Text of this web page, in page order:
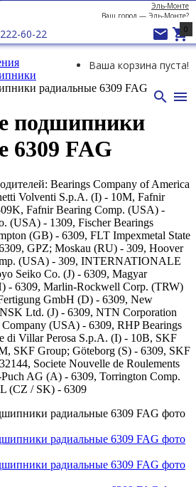
Эль-Монте
Ваш город — Эль-Монте?
60-22  
0
Ваша корзина пуста!
 
радиальные 6309 FAG
подшипники
6309 FAG
Bearings Company of America
Volventi S.p.A. (I) - 10M, Fafnir
Fafnir Bearing Comp. (USA) -
(USA) - 1309, Fischer Bearings
(GB) - 6309, FLT Impexmetal State
GPZ; Moskau (RU) - 309, Hoover
(USA) - 309, INTERNATIONALE
Seiko Co. (J) - 6309, Magyar
- 6309, Marlin-Rockwell Corp. (TRW)
GmbH (D) - 6309, New
Ltd. (J) - 6309, NTN Corporation
(USA) - 6309, RHP Bearings
di Villar Perosa S.p.A. (I) - 10B, SKF
SKF Group; Göteborg (S) - 6309, SKF
Societe Nouvelle de Roulements
AG (A) - 6309, Torrington Comp.
(CZ / SK) - 6309